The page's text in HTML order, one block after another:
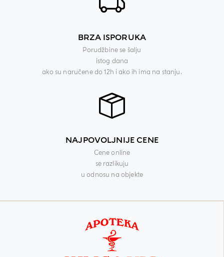
BRZA ISPORUKA
Porudžbine se šalju
istog dana
ako su naručene do 12h i ako ih ima na stanju.
NAJPOVOLJNIJE CENE
Cene online
se razlikuju
u odnosu na objekte